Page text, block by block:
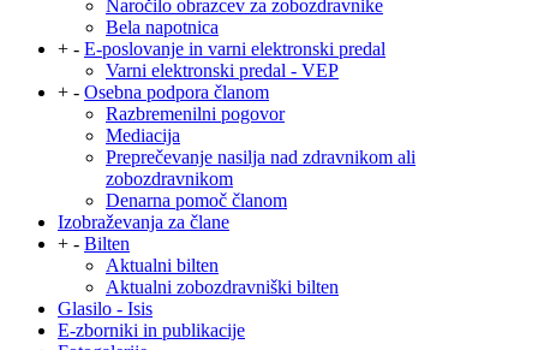
Naročilo obrazcev za zobozdravnike
Bela napotnica
+ - E-poslovanje in varni elektronski predal
Varni elektronski predal - VEP
+ - Osebna podpora članom
Razbremenilni pogovor
Mediacija
Preprečevanje nasilja nad zdravnikom ali
zobozdravnikom
Denarna pomoč članom
Izobraževanja za člane
+ - Bilten
Aktualni bilten
Aktualni zobozdravniški bilten
Glasilo - Isis
E-zborniki in publikacije